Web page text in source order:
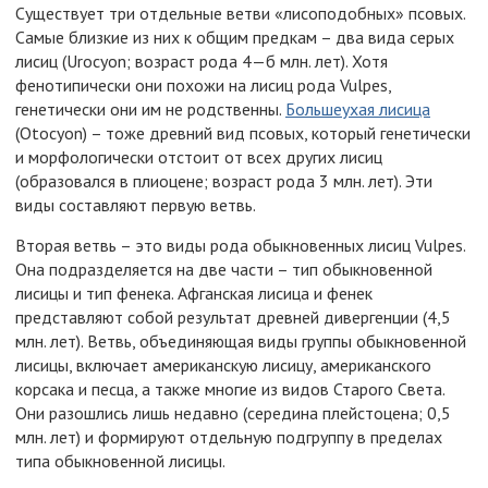
Существует три отдельные ветви «лисоподобных» псовых.
Самые близкие из них к общим предкам – два вида серых
лисиц (Urocyon; возраст рода 4—б млн. лет). Хотя
фенотипически они похожи на лисиц рода Vulpes,
генетически они им не родственны. Большеухая лисица
(Otocyon) – тоже древний вид псовых, который генетически
и морфологически отстоит от всех других лисиц
(образовался в плиоцене; возраст рода 3 млн. лет). Эти
виды составляют первую ветвь.
Вторая ветвь – это виды рода обыкновенных лисиц Vulpes.
Она подразделяется на две части – тип обыкновенной
лисицы и тип фенека. Афганская лисица и фенек
представляют собой результат древней дивергенции (4,5
млн. лет). Ветвь, объединяющая виды группы обыкновенной
лисицы, включает американскую лисицу, американского
корсака и песца, а также многие из видов Старого Света.
Они разошлись лишь недавно (середина плейстоцена; 0,5
млн. лет) и формируют отдельную подгруппу в пределах
типа обыкновенной лисицы.